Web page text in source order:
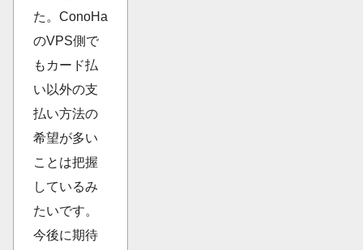
た。ConoHa
のVPS側で
もカード払
い以外の支
払い方法の
希望が多い
ことは把握
しているみ
たいです。
今後に期待